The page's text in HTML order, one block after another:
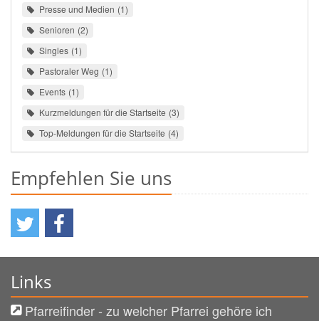
Presse und Medien 1
Senioren 2
Singles 1
Pastoraler Weg 1
Events 1
Kurzmeldungen für die Startseite 3
Top-Meldungen für die Startseite 4
Empfehlen Sie uns
Links
Pfarreifinder - zu welcher Pfarrei gehöre ich